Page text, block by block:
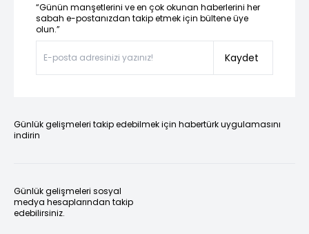
“Günün manşetlerini ve en çok okunan haberlerini her
sabah e-postanızdan takip etmek için bültene üye
olun.”
Kaydet
Günlük gelişmeleri takip edebilmek için habertürk uygulamasını
indirin
Günlük gelişmeleri sosyal
medya hesaplarından takip
edebilirsiniz.